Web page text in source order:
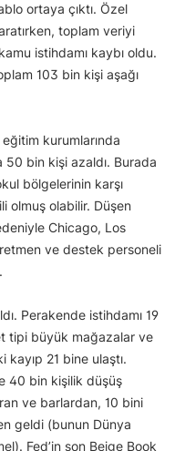
ortaya çıktı. Özel
toplam veriyi
istihdamı kaybı oldu.
103 bin kişi aşağı
kurumlarında
bin kişi azaldı. Burada
bölgelerinin karşı
olmuş olabilir. Düşen
Chicago, Los
ve destek personeli
Perakende istihdamı 19
tipi büyük mağazalar ve
21 bine ulaştı.
40 bin kişilik düşüş
ve barlardan, 10 bini
geldi (bunun Dünya
Fed’in son Beige Book